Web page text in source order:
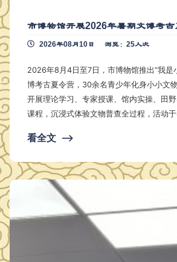
市博物馆开展2026年暑期文博考
2026年08月10日 浏览：25人次
2026年8月4日至7日，市博物馆推出“我是
博考古夏令营，30余名青少年化身小小文
开展理论学习、专家授课、馆内实操、田
课程，沉浸式体验文物普查全过程，活动
开讲。课堂以“认识文物普查”为核心主题，
流程展开细致讲解，结合鄂州本土文物资
与不可移动文物概念。孩子们同步参观馆…
看全文 ⟶